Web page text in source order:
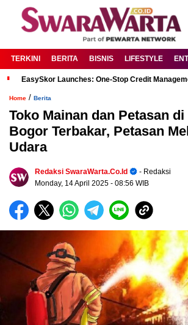
TERKINI BERITA BISNIS LIFESTYLE
EasySkor Launches: One-Stop Credit
Home / Berita
Toko Mainan dan Petasan
Bogor Terbakar, Petasan
Udara
Redaksi SwaraWarta.co.id
- Redaksi
Monday, 14 April 2025 - 08:56 WIB